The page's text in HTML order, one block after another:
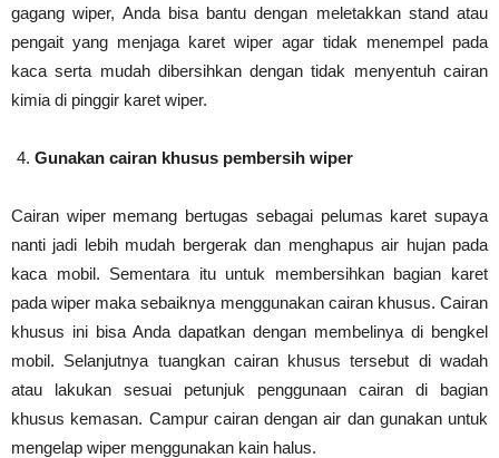
gagang wiper, Anda bisa bantu dengan meletakkan stand atau
pengait yang menjaga karet wiper agar tidak menempel pada
kaca serta mudah dibersihkan dengan tidak menyentuh cairan
kimia di pinggir karet wiper.
Gunakan cairan khusus pembersih wiper
Cairan wiper memang bertugas sebagai pelumas karet supaya
nanti jadi lebih mudah bergerak dan menghapus air hujan pada
kaca mobil. Sementara itu untuk membersihkan bagian karet
pada wiper maka sebaiknya menggunakan cairan khusus. Cairan
khusus ini bisa Anda dapatkan dengan membelinya di bengkel
mobil. Selanjutnya tuangkan cairan khusus tersebut di wadah
atau lakukan sesuai petunjuk penggunaan cairan di bagian
khusus kemasan. Campur cairan dengan air dan gunakan untuk
mengelap wiper menggunakan kain halus.